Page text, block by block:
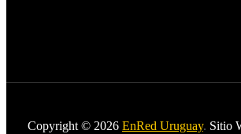
Copyright © 2026 EnRed Uruguay. Sitio